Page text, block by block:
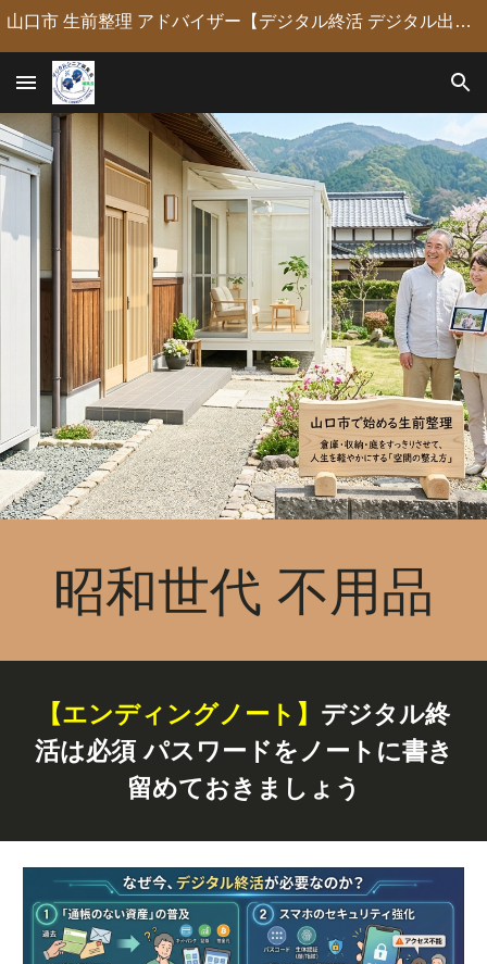
山口市 生前整理 アドバイザー【デジタル終活 デジタル出版 デジタルシニア編集長】定年後の人生の物語を「最高のデジタル資産」に編集・昇華。 古いネガやVHSのデジタル化からプロの構成による自分史動画制作、終活事務までトータルサポート。 長年のキャリアを持つプロがあなたの想いの継承を全力で支援します。
昭和世代 不用品
【エンディングノート】 デジタル終
活は必須 パスワードをノートに書き
留めておきましょう